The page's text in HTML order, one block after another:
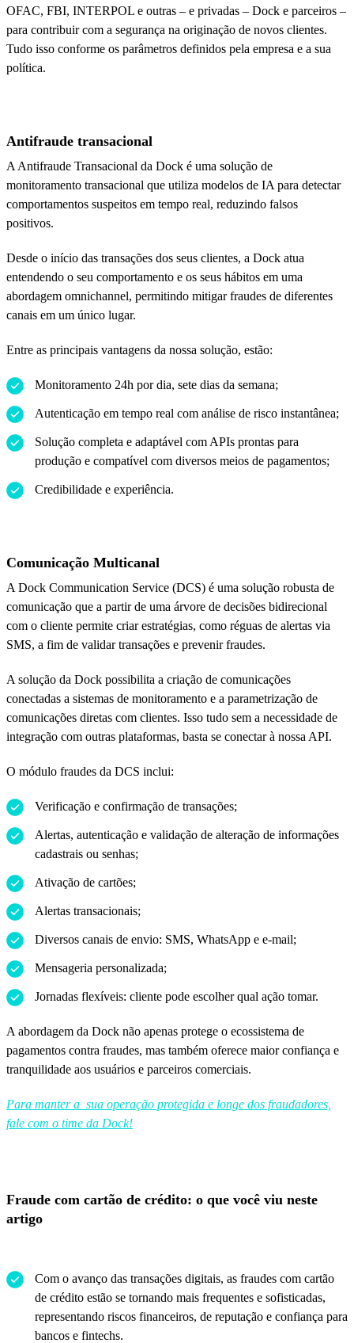
OFAC, FBI, INTERPOL e outras – e privadas – Dock e parceiros –
para contribuir com a segurança na originação de novos clientes.
Tudo isso conforme os parâmetros definidos pela empresa e a sua
política.
Antifraude transacional
A Antifraude Transacional da Dock é uma solução de
monitoramento transacional que utiliza modelos de IA para detectar
comportamentos suspeitos em tempo real, reduzindo falsos
positivos.
Desde o início das transações dos seus clientes, a Dock atua
entendendo o seu comportamento e os seus hábitos em uma
abordagem omnichannel, permitindo mitigar fraudes de diferentes
canais em um único lugar.
Entre as principais vantagens da nossa solução, estão:
Monitoramento 24h por dia, sete dias da semana;
Autenticação em tempo real com análise de risco instantânea;
Solução completa e adaptável com APIs prontas para
produção e compatível com diversos meios de pagamentos;
Credibilidade e experiência.
Comunicação Multicanal
A Dock Communication Service (DCS) é uma solução robusta de
comunicação que a partir de uma árvore de decisões bidirecional
com o cliente permite criar estratégias, como réguas de alertas via
SMS, a fim de validar transações e prevenir fraudes.
A solução da Dock possibilita a criação de comunicações
conectadas a sistemas de monitoramento e a parametrização de
comunicações diretas com clientes. Isso tudo sem a necessidade de
integração com outras plataformas, basta se conectar à nossa API.
O módulo fraudes da DCS inclui:
Verificação e confirmação de transações;
Alertas, autenticação e validação de alteração de informações
cadastrais ou senhas;
Ativação de cartões;
Alertas transacionais;
Diversos canais de envio: SMS, WhatsApp e e-mail;
Mensageria personalizada;
Jornadas flexíveis: cliente pode escolher qual ação tomar.
A abordagem da Dock não apenas protege o ecossistema de
pagamentos contra fraudes, mas também oferece maior confiança e
tranquilidade aos usuários e parceiros comerciais.
Para manter a sua operação protegida e longe dos fraudadores,
fale com o time da Dock!
Fraude com cartão de crédito: o que você viu neste
artigo
Com o avanço das transações digitais, as fraudes com cartão
de crédito estão se tornando mais frequentes e sofisticadas,
representando riscos financeiros, de reputação e confiança para
bancos e fintechs.